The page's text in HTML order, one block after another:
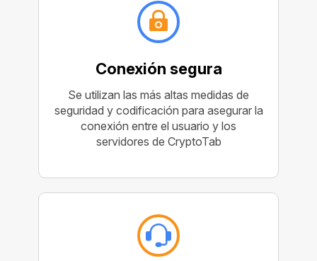
Conexión segura
Se utilizan las más altas medidas de
seguridad y codificación para asegurar la
conexión entre el usuario y los
servidores de CryptoTab